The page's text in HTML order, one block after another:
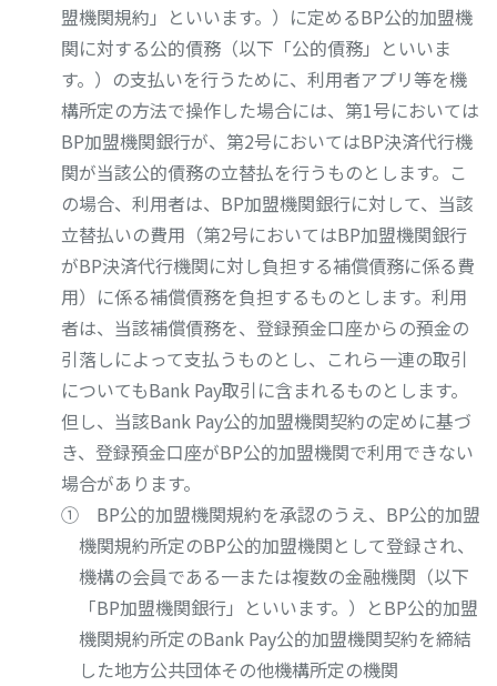
盟機関規約」といいます。）に定めるBP公的加盟機
関に対する公的債務（以下「公的債務」といいま
す。）の支払いを行うために、利用者アプリ等を機
構所定の方法で操作した場合には、第1号においては
BP加盟機関銀行が、第2号においてはBP決済代行機
関が当該公的債務の立替払を行うものとします。こ
の場合、利用者は、BP加盟機関銀行に対して、当該
立替払いの費用（第2号においてはBP加盟機関銀行
がBP決済代行機関に対し負担する補償債務に係る費
用）に係る補償債務を負担するものとします。利用
者は、当該補償債務を、登録預金口座からの預金の
引落しによって支払うものとし、これら一連の取引
についてもBank Pay取引に含まれるものとします。
但し、当該Bank Pay公的加盟機関契約の定めに基づ
き、登録預金口座がBP公的加盟機関で利用できない
場合があります。
① BP公的加盟機関規約を承認のうえ、BP公的加盟
機関規約所定のBP公的加盟機関として登録され、
機構の会員である一または複数の金融機関（以下
「BP加盟機関銀行」といいます。）とBP公的加盟
機関規約所定のBank Pay公的加盟機関契約を締結
した地方公共団体その他機構所定の機関